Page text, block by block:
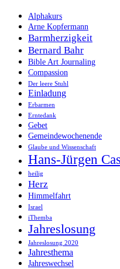
Alphakurs
Arne Kopfermann
Barmherzigkeit
Bernard Bahr
Bible Art Journaling
Compassion
Der leere Stuhl
Einladung
Erbarmen
Erntedank
Gebet
Gemeindewochenende
Glaube und Wissenschaft
Hans-Jürgen
heilig
Herz
Himmelfahrt
Israel
iThemba
Jahreslosung
Jahreslosung 2020
Jahresthema
Jahreswechsel